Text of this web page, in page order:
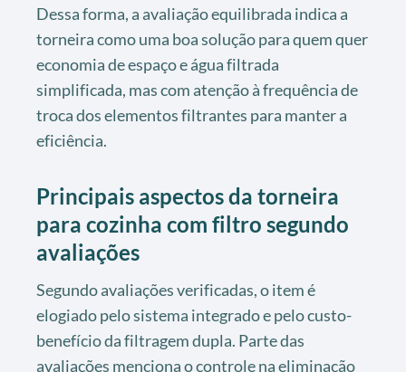
Dessa forma, a avaliação equilibrada indica a
torneira como uma boa solução para quem quer
economia de espaço e água filtrada
simplificada, mas com atenção à frequência de
troca dos elementos filtrantes para manter a
eficiência.
Principais aspectos da torneira
para cozinha com filtro segundo
avaliações
Segundo avaliações verificadas, o item é
elogiado pelo sistema integrado e pelo custo-
benefício da filtragem dupla. Parte das
avaliações menciona o controle na eliminação